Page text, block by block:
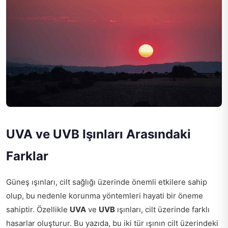
UVA ve UVB Işınları Arasındaki
Farklar
Güneş ışınları, cilt sağlığı üzerinde önemli etkilere sahip
olup, bu nedenle korunma yöntemleri hayati bir öneme
sahiptir. Özellikle UVA ve UVB ışınları, cilt üzerinde farklı
hasarlar oluşturur. Bu yazıda, bu iki tür ışının cilt üzerindeki